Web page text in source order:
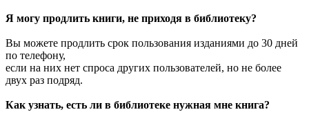
Я могу продлить книги, не приходя в библиотеку?
Вы можете продлить срок пользования изданиями до 30 дней
по телефону,
если на них нет спроса других пользователей, но не более
двух раз подряд.
Как узнать, есть ли в библиотеке нужная мне книга?